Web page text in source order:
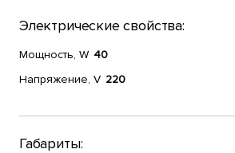
Электрические свойства:
Мощность, W 40
Напряжение, V 220
Габариты: